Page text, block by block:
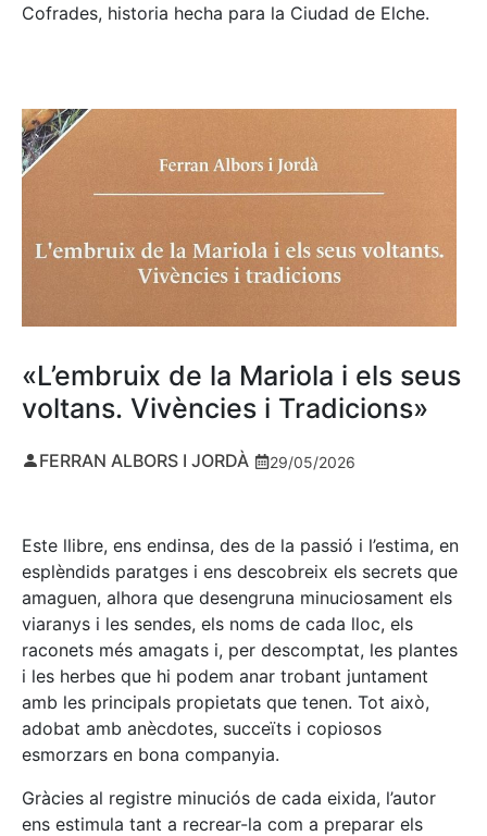
Cofrades, historia hecha para la Ciudad de Elche.
«L’embruix de la Mariola i els seus
voltans. Vivències i Tradicions»
FERRAN ALBORS I JORDÀ 29/05/2026
Este llibre, ens endinsa, des de la passió i l’estima, en
esplèndids paratges i ens descobreix els secrets que
amaguen, alhora que desengruna minuciosament els
viaranys i les sendes, els noms de cada lloc, els
raconets més amagats i, per descomptat, les plantes
i les herbes que hi podem anar trobant juntament
amb les principals propietats que tenen. Tot això,
adobat amb anècdotes, succeïts i copiosos
esmorzars en bona companyia.
Gràcies al registre minuciós de cada eixida, l’autor
ens estimula tant a recrear-la com a preparar els